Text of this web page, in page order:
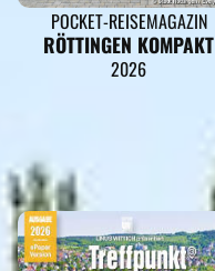
POCKET-REISEMAGAZIN
RÖTTINGEN KOMPAKT
2026